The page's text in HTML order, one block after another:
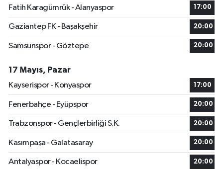
Fatih Karagümrük - Alanyaspor
17:00
Gaziantep FK - Başakşehir 20:00
Samsunspor - Göztepe 20:00
17 Mayıs, Pazar
Kayserispor - Konyaspor
17:00
Fenerbahçe - Eyüpspor 20:00
Trabzonspor - Gençlerbirliği S.K. 20:00
Kasımpaşa - Galatasaray 20:00
Antalyaspor - Kocaelispor 20:00